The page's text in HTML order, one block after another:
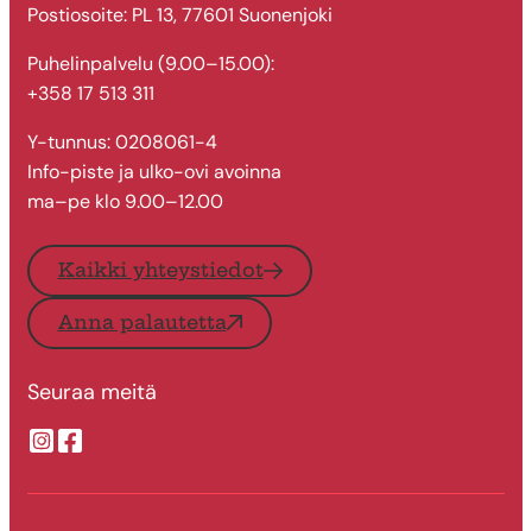
Postiosoite: PL 13, 77601 Suonenjoki
Puhelinpalvelu (9.00–15.00):
+358 17 513 311
Y-tunnus: 0208061-4
Info-piste ja ulko-ovi avoinna
ma–pe klo 9.00–12.00
Kaikki yhteystiedot
Anna palautetta
Seuraa meitä
Suonenjoen kaupungin Instragram
Suonenjoen kaupungin Facebook